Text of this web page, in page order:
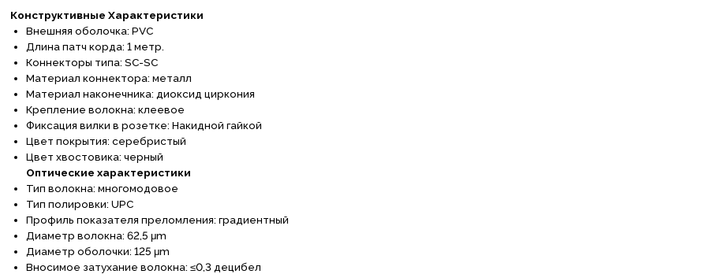
Конструктивные Характеристики
Внешняя оболочка: PVC
Длина патч корда: 1 метр.
Коннекторы типа: SC-SC
Материал коннектора: металл
Материал наконечника: диоксид циркония
Крепление волокна: клеевое
Фиксация вилки в розетке: Накидной гайкой
Цвет покрытия: серебристый
Цвет хвостовика: черный
Оптические характеристики
Тип волокна: многомодовое
Тип полировки: UPC
Профиль показателя преломления: градиентный
Диаметр волокна: 62,5 μm
Диаметр оболочки: 125 μm
Вносимое затухание волокна: ≤0,3 децибел